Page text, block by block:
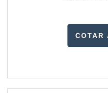
COTAR